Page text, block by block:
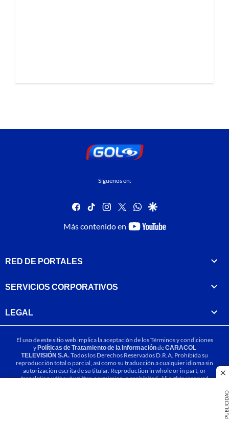
PUBLICIDAD
Síguenos en:
facebook
tiktok instagram
twitterwhatsapp
google
Más contenido en
youtube-
RED DE PORTALES
SERVICIOS CORPORATIVOS
LEGAL
El uso de este sitio web implica la aceptación de losTérminos y condiciones
yPolíticas de Tratamiento de la InformacióndeCARACOL
TELEVISIÓN S.A.Todos los Derechos Reservados D.R.A. Prohibida su
reproducción total o parcial, así como su traducción a cualquier idioma sin
autorización escrita de su titular. Reproduction in whole or in part, or
translation without written permission is prohibited. All rights reserved